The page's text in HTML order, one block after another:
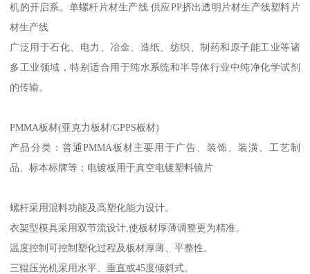
机的开启系。单螺杆片材生产线 供应PP挤出透明片材生产线塑料片
材生产线
广泛用于石化、电力、冶金、造纸、纺织、制药和原子能工业等诸
多工业领域，特别适合用于纯水系统和半导体行业中纯净化学试剂
的传输。
PMMA板材(亚克力板材/GPPS板材)
产品分类：普通PMMA板材主要用于广告、装饰、装潢、工艺制
品、标本标牌等；电镀板用于真空电镀塑料镜片
螺杆采用混料功能及高塑化能力设计。
衣架型模具采用双节流设计,使板材厚薄调整更为精准。
温度控制可控制塑化过程及板材厚薄、平整性。
三辊压光机采用水平、垂直或45度倾斜式。